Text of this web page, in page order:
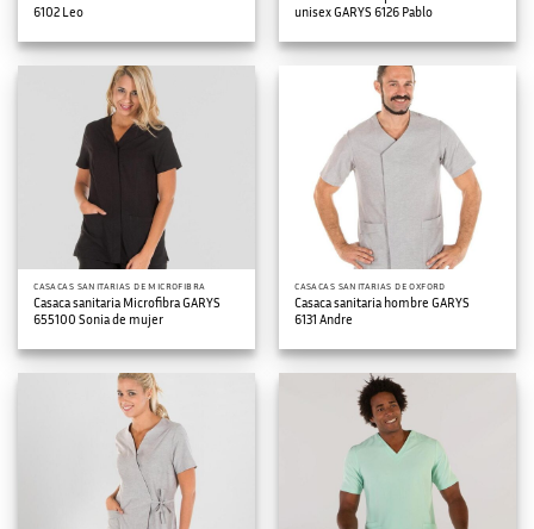
6102 Leo
unisex GARYS 6126 Pablo
CASACAS SANITARIAS DE MICROFIBRA
Casaca sanitaria Microfibra GARYS
655100 Sonia de mujer
CASACAS SANITARIAS DE OXFORD
Casaca sanitaria hombre GARYS
6131 Andre